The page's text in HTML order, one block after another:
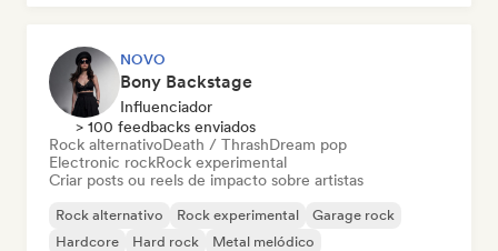
NOVO
Bony Backstage
Influenciador
> 100 feedbacks enviados
Rock alternativoDeath / ThrashDream pop
Electronic rockRock experimental
Criar posts ou reels de impacto sobre artistas
Rock alternativo Rock experimental
Garage rock
Hardcore
Hard rock
Metal melódico